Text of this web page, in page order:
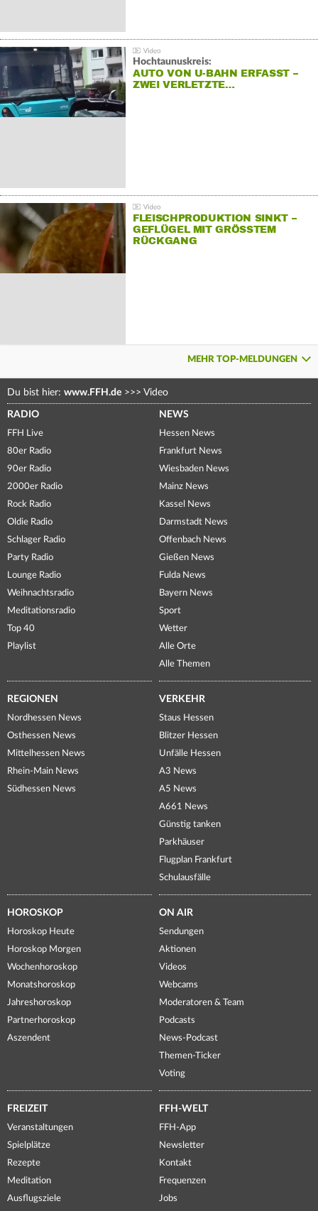
Hochtaunuskreis:
AUTO VON U-BAHN ERFASST –
ZWEI VERLETZTE…
FLEISCHPRODUKTION SINKT –
GEFLÜGEL MIT GRÖSSTEM R
ÜCKGANG
MEHR TOP-MELDUNGEN
Du bist hier: www.FFH.de >>> Video
RADIO
FFH Live
80er Radio
90er Radio
2000er Radio
Rock Radio
Oldie Radio
Schlager Radio
Party Radio
Lounge Radio
Weihnachtsradio
Meditationsradio
Top 40
Playlist
NEWS
Hessen News
Frankfurt News
Wiesbaden News
Mainz News
Kassel News
Darmstadt News
Offenbach News
Gießen News
Fulda News
Bayern News
Sport
Wetter
Alle Orte
Alle Themen
REGIONEN
Nordhessen News
Osthessen News
Mittelhessen News
Rhein-Main News
Südhessen News
VERKEHR
Staus Hessen
Blitzer Hessen
Unfälle Hessen
A3 News
A5 News
A661 News
Günstig tanken
Parkhäuser
Flugplan Frankfurt
Schulausfälle
HOROSKOP
Horoskop Heute
Horoskop Morgen
Wochenhoroskop
Monatshoroskop
Jahreshoroskop
Partnerhoroskop
Aszendent
ON AIR
Sendungen
Aktionen
Videos
Webcams
Moderatoren & Team
Podcasts
News-Podcast
Themen-Ticker
Voting
FREIZEIT
Veranstaltungen
Spielplätze
Rezepte
Meditation
Ausflugsziele
FFH-WELT
FFH-App
Newsletter
Kontakt
Frequenzen
Jobs